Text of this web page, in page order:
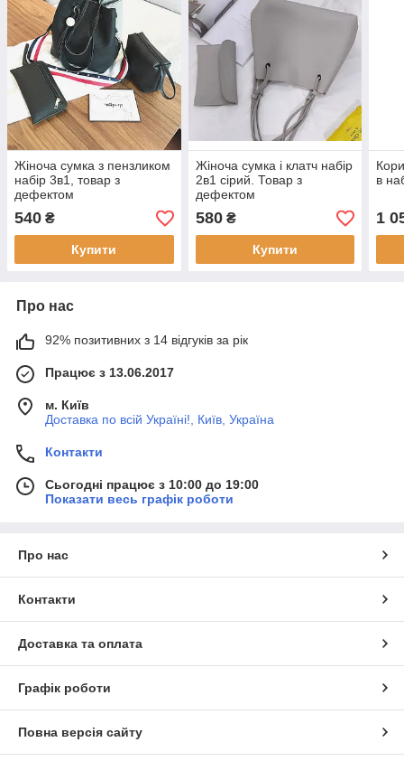
Жіноча сумка з пензликом
набір 3в1, товар з
дефектом
540 ₴
Купити
Жіноча сумка і клатч набір
2в1 сірий. Товар з
дефектом
580₴
Купити
в
1
Про нас
92% позитивних з 14 відгуків за рік
Працює з 13.06.2017
м. Київ
Доставка по всій Україні!, Київ, Україна
Контакти
Сьогодні працює з 10:00 до 19:00
Показати весь графік роботи
Про нас
Контакти
Доставка та оплата
Графік роботи
Повна версія сайту